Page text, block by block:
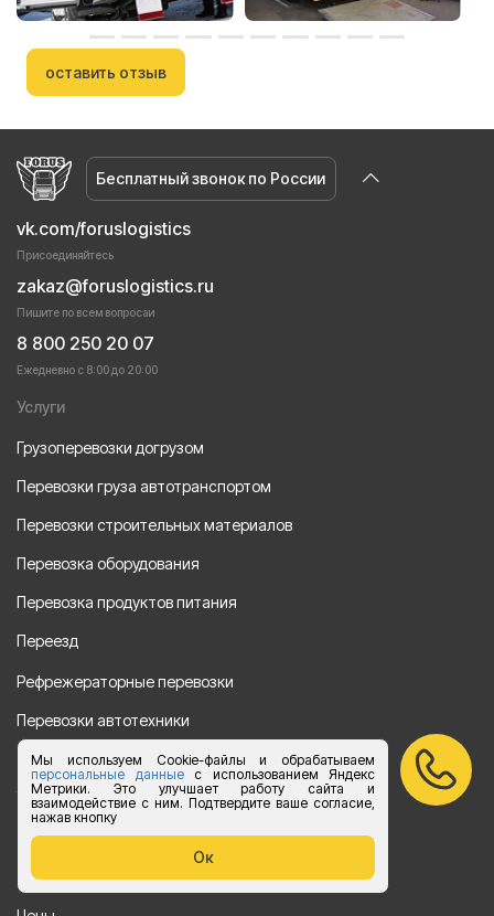
Мы используем Cookie-файлы и обрабатываем
персональные данныес использованием Яндекс
Метрики. Это улучшает работу сайта и
взаимодействие с ним. Подтвердите ваше согласие,
нажав кнопку
Ок
оставить отзыв
Бесплатный звонок по России
vk.com/foruslogistics
Присоединяйтесь
zakaz@foruslogistics.ru
Пишите по всем вопросаи
8 800 250 20 07
Ежедневно с 8:00 до 20:00
Услуги
Грузоперевозки догрузом
Перевозки груза автотранспортом
Перевозки строительных материалов
Перевозка оборудования
Перевозка продуктов питания
Переезд
Рефрежераторные перевозки
Перевозки автотехники
Перевозка алкогольной продукции
Упаковка груза
Наши направления
Клиенту